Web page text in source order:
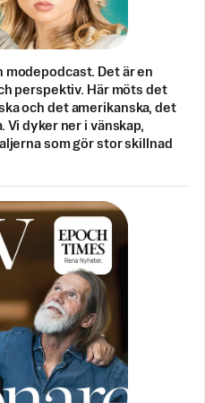
modepodcast. Det är en
perspektiv. Här möts det
och det amerikanska, det
dyker ner i vänskap,
som gör stor skillnad